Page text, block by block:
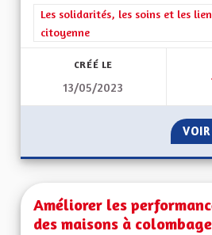
Filtrer les résultats de la
Les solidarités, les soins et les
citoyenne
CRÉÉ LE
13/05/2023
Améliorer les
des maisons à